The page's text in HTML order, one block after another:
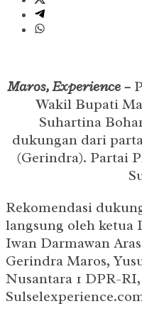
Maros, Experience –
Wakil Bupati
Suhartina
dukungan dari
(Gerindra). Partai
Rekomendasi
langsung oleh ketua
Iwan Darmawan
Gerindra Maros,
Nusantara 1 DPR-